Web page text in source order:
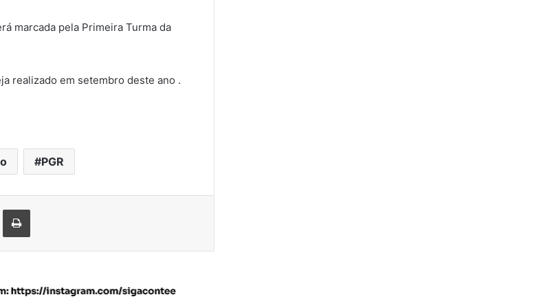
marcada pela Primeira Turma da
realizado em setembro deste ano .
PGR